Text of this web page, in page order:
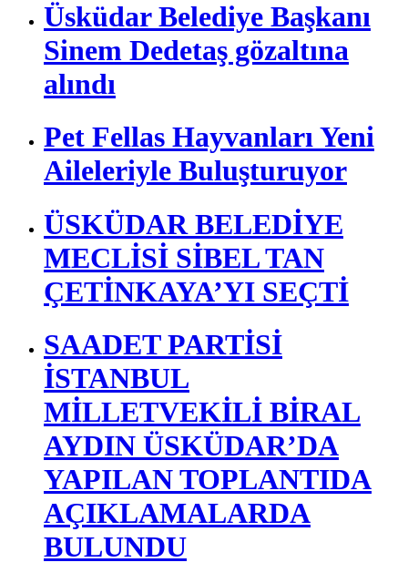
Üsküdar Belediye Başkanı
Sinem Dedetaş gözaltına
alındı
Pet Fellas Hayvanları Yeni
Aileleriyle Buluşturuyor
ÜSKÜDAR BELEDİYE
MECLİSİ SİBEL TAN
ÇETİNKAYA’YI SEÇTİ
SAADET PARTİSİ
İSTANBUL
MİLLETVEKİLİ BİRAL
AYDIN ÜSKÜDAR’DA
YAPILAN TOPLANTIDA
AÇIKLAMALARDA
BULUNDU